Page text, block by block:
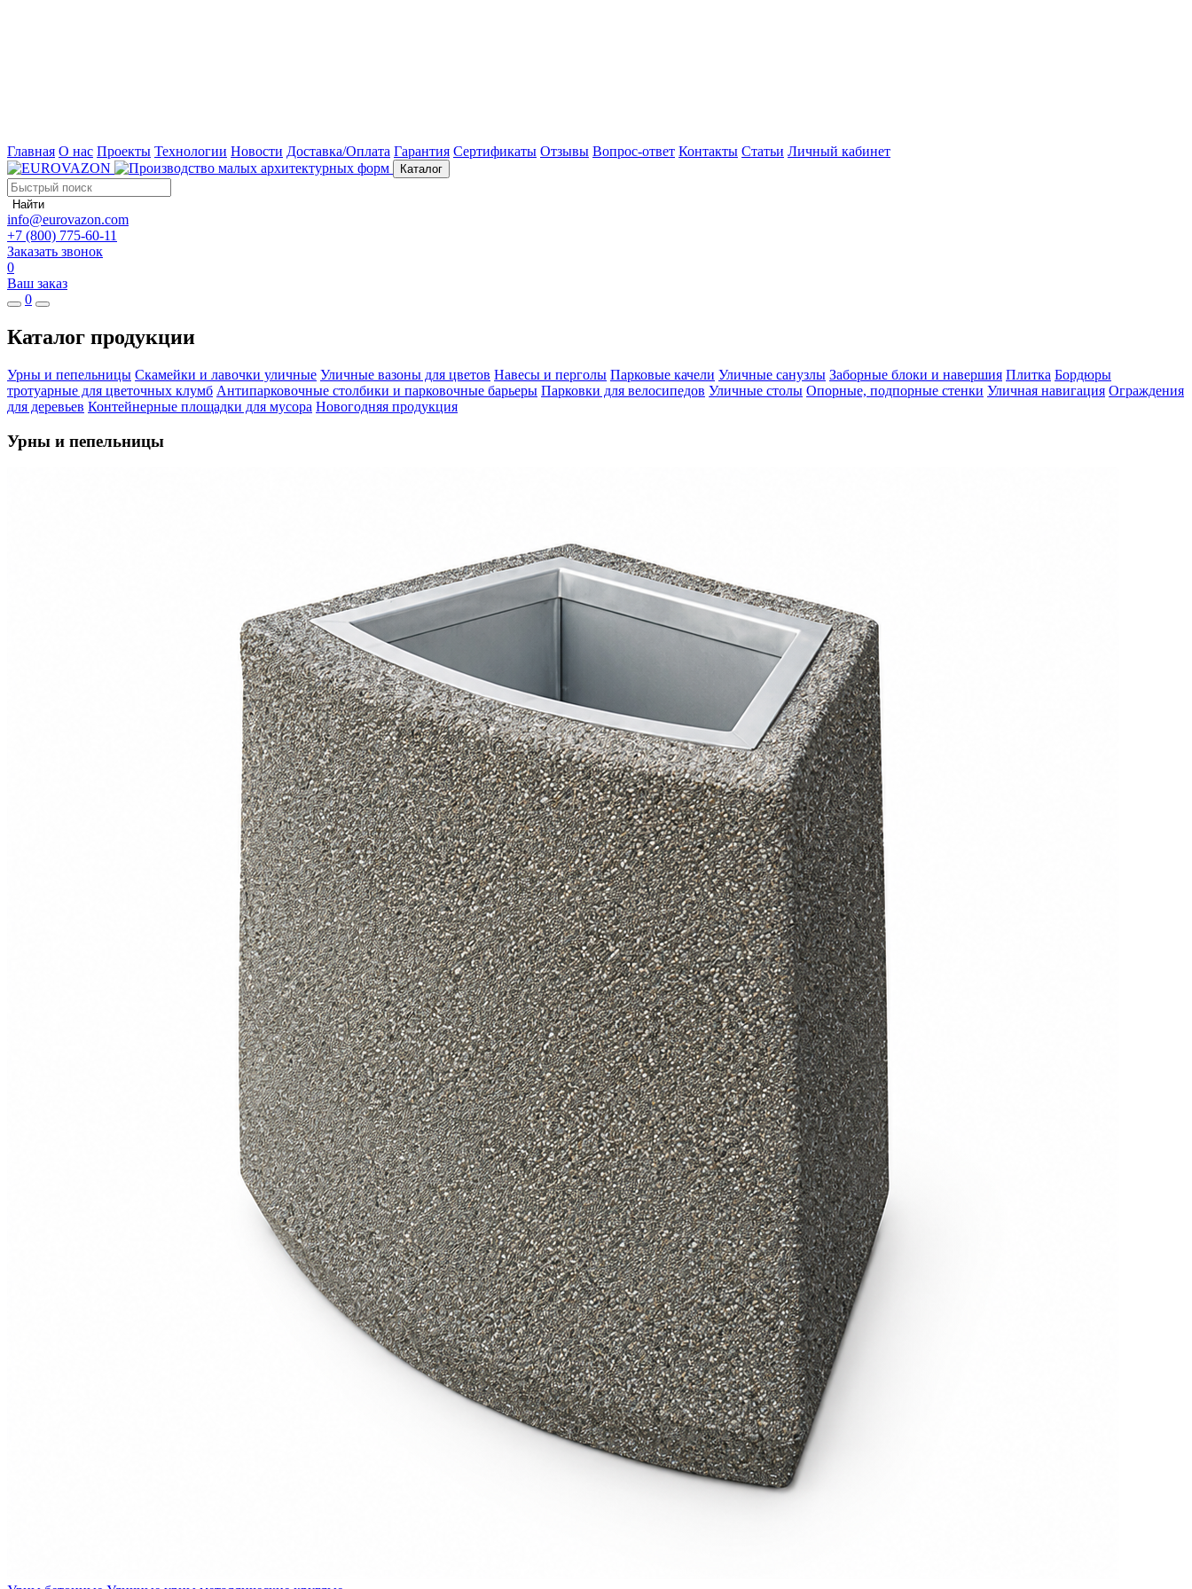
Главная О нас Проекты Технологии Новости Доставка/Оплата Гарантия Сертификаты Отзывы Вопрос-ответ Контакты Статьи Личный кабинет
Каталог
Найти
info@eurovazon.com
+7 (800) 775-60-11
Заказать звонок
0
Ваш заказ
0
Каталог продукции
Урны и пепельницы Скамейки и лавочки уличные Уличные вазоны для цветов Навесы и перголы Парковые качели Уличные санузлы Заборные блоки и навершия Плитка Бордюры
тротуарные для цветочных клумб Антипарковочные столбики и парковочные барьеры Парковки для велосипедов Уличные столы Опорные, подпорные стенки Уличная навигация Ограждения
для деревьев Контейнерные площадки для мусора Новогодняя продукция
Урны и пепельницы